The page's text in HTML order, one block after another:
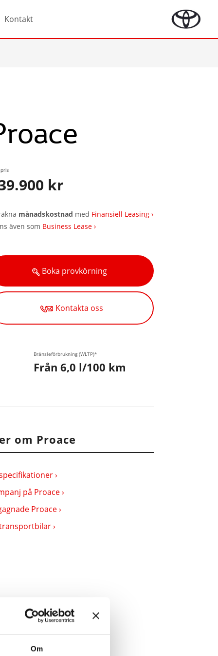
Om
Kontakt
kr
månadskostnad med Finansiell Leasing ›
även som Business Lease ›
Boka provkörning
Kontakta oss
Bränsleförbrukning (WLTP)*
Från 6,0 l/100 km
om Proace
›
på Proace ›
Proace ›
›